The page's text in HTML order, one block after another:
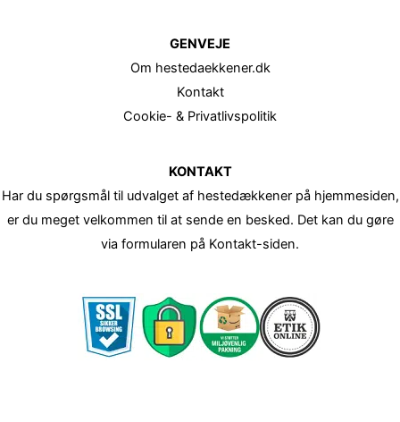
GENVEJE
Om hestedaekkener.dk
Kontakt
Cookie- & Privatlivspolitik
KONTAKT
Har du spørgsmål til udvalget af hestedækkener på hjemmesiden,
er du meget velkommen til at sende en besked. Det kan du gøre
via formularen på Kontakt-siden.